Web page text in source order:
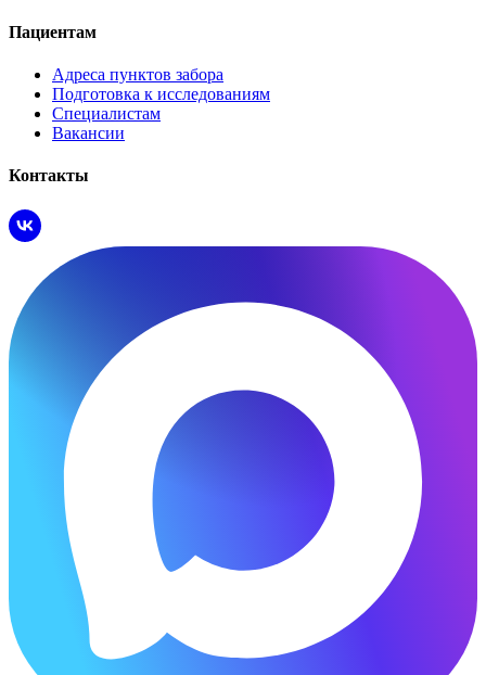
Пациентам
Адреса пунктов забора
Подготовка к исследованиям
Специалистам
Вакансии
Контакты